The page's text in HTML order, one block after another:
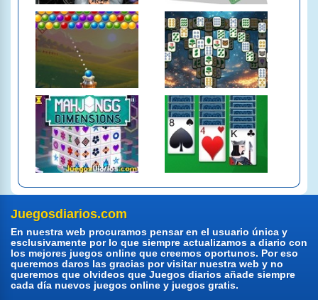
Juegosdiarios.com
En nuestra web procuramos pensar en el usuario única y
esclusivamente por lo que siempre actualizamos a diario con
los mejores juegos online que creemos oportunos. Por eso
queremos daros las gracias por visitar nuestra web y no
queremos que olvideos que Juegos diarios añade siempre
cada día nuevos juegos online y juegos gratis.